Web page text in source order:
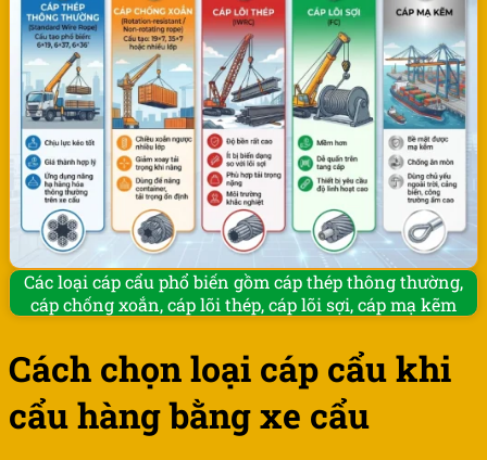
Các loại cáp cẩu phổ biến gồm cáp thép thông thường,
cáp chống xoắn, cáp lõi thép, cáp lõi sợi, cáp mạ kẽm
Cách chọn loại cáp cẩu khi
cẩu hàng bằng xe cẩu